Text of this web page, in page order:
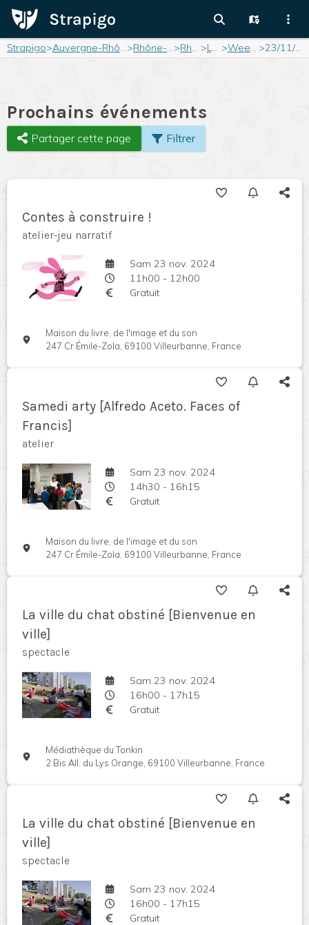
Strapigo> Auvergne-Rhône-Alpes> Rhône-Alpes> Rhône > Lyon > Weekend > 23/11/2024
Prochains événements
Partager cette page Filtrer
Contes à construire !
atelier-jeu narratif
Sam 23 nov. 2024
11h00 - 12h00
Gratuit
Maison du livre, de l'image et du son
247 Cr Émile-Zola, 69100 Villeurbanne, France
Samedi arty [Alfredo Aceto. Faces of
Francis]
atelier
Sam 23 nov. 2024
14h30 - 16h15
Gratuit
Maison du livre, de l'image et du son
247 Cr Émile-Zola, 69100 Villeurbanne, France
La ville du chat obstiné [Bienvenue en
ville]
spectacle
Sam 23 nov. 2024
16h00 - 17h15
Gratuit
Médiathèque du Tonkin
2 Bis All. du Lys Orange, 69100 Villeurbanne, France
La ville du chat obstiné [Bienvenue en
ville]
spectacle
Sam 23 nov. 2024
16h00 - 17h15
Gratuit